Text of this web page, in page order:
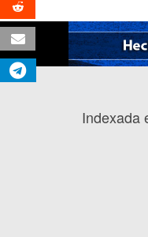
Indexada